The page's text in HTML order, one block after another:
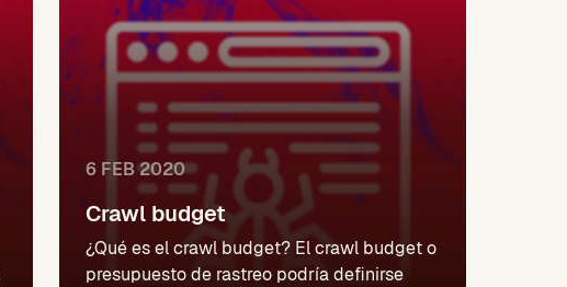
6 FEB 2020
Crawl budget
¿Qué es el crawl budget? El crawl budget o
presupuesto de rastreo podría definirse